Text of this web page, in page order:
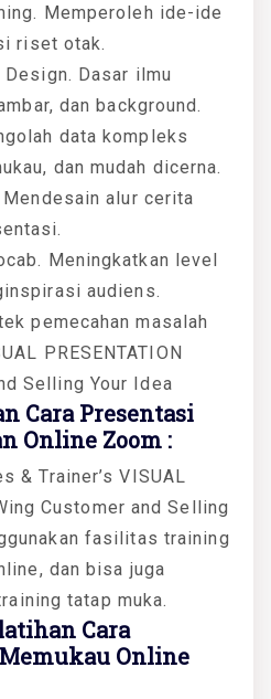
Memperoleh ide-ide
riset otak.
Dasar ilmu
dan background.
data kompleks
dan mudah dicerna.
alur cerita
Meningkatkan level
audiens.
pemecahan masalah
PRESENTATION
Selling Your Idea
Cara Presentasi
Online Zoom :
& Trainer’s VISUAL
Customer and Selling
fasilitas training
dan bisa juga
tatap muka.
Cara
Online